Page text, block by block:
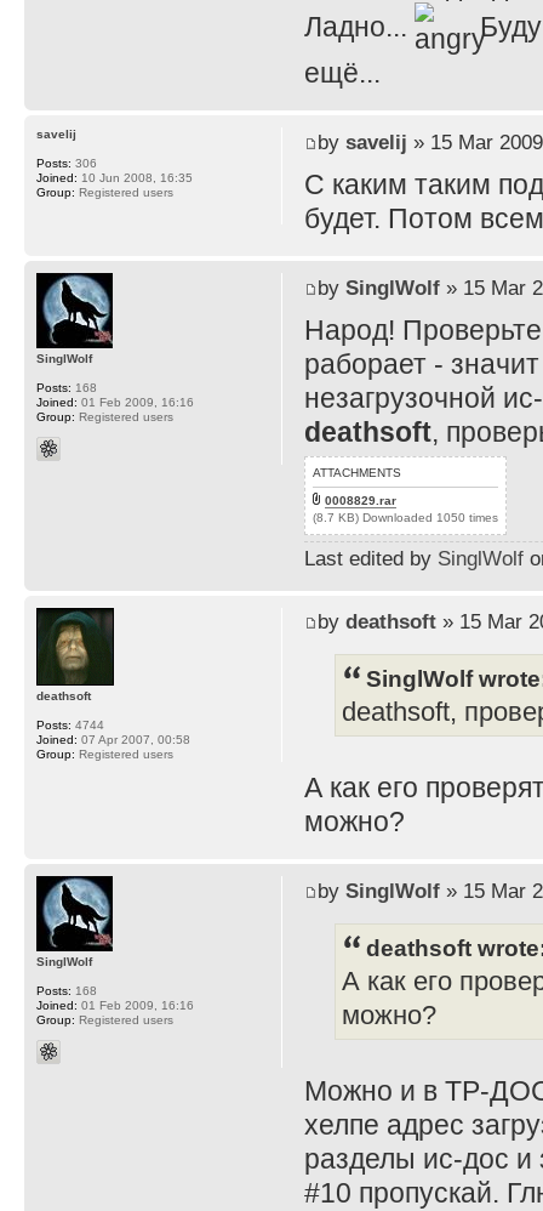
Ладно...
Буду
ещё...
by savelij » 15 Mar
С каким таким
будет. Потом
savelij
Posts: 306
Joined: 10 Jun 2008, 16:35
Group: Registered users
by SinglWolf» 15 Mar
Народ!
раборает -
незагрузочной
deathsoft,
ATTACHMENTS
0008829.rar
(8.7 KB) Downloaded 1050 times
Last edited by SinglWolf
SinglWolf
Posts: 168
Joined: 01 Feb 2009, 16:16
Group: Registered users
by deathsoft» 15 Mar
SinglWolf
deathsoft,
А как его
можно?
deathsoft
Posts: 4744
Joined: 07 Apr 2007, 00:58
Group: Registered users
by SinglWolf» 15 Mar
deathsoft
А как его
можно?
Можно и в ТР-
хелпе адрес
разделы ис-дос и
#10 пропускай.
SinglWolf
Posts: 168
Joined: 01 Feb 2009, 16:16
Group: Registered users